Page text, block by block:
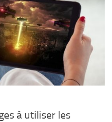
à utiliser les